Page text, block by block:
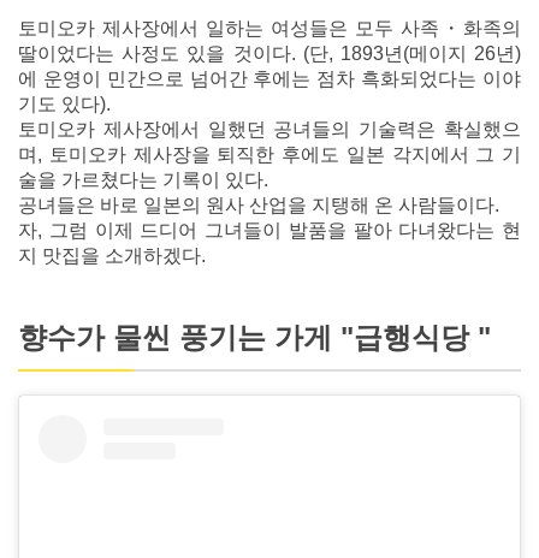
토미오카 제사장에서 일하는 여성들은 모두 사족・화족의
딸이었다는 사정도 있을 것이다. (단, 1893년(메이지 26년)
에 운영이 민간으로 넘어간 후에는 점차 흑화되었다는 이야
기도 있다).
토미오카 제사장에서 일했던 공녀들의 기술력은 확실했으
며, 토미오카 제사장을 퇴직한 후에도 일본 각지에서 그 기
술을 가르쳤다는 기록이 있다.
공녀들은 바로 일본의 원사 산업을 지탱해 온 사람들이다.
자, 그럼 이제 드디어 그녀들이 발품을 팔아 다녀왔다는 현
지 맛집을 소개하겠다.
향수가 물씬 풍기는 가게 "급행식당 "